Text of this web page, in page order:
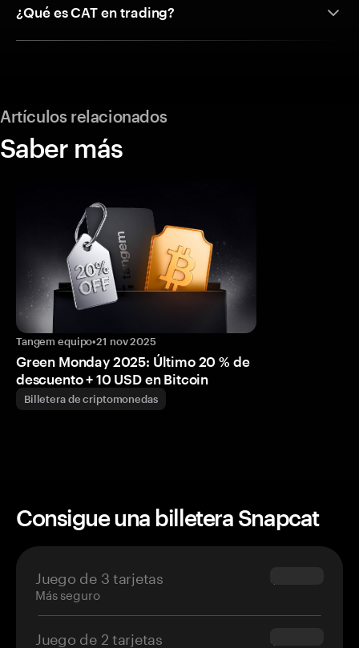
¿Qué es CAT en trading?
Artículos relacionados
Saber más
Tangem equipo•21 nov 2025
Green Monday 2025: Último 20 % de
descuento + 10 USD en Bitcoin
Billetera de criptomonedas
Consigue una billetera Snapcat
Juego de 3 tarjetas
Más seguro
$69.90
Juego de 2 tarjetas $54.90